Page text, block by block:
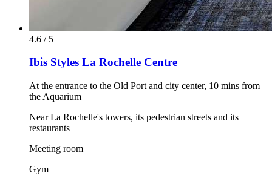
4.6 / 5
Ibis Styles La Rochelle Centre
At the entrance to the Old Port and city center, 10 mins from
the Aquarium
Near La Rochelle's towers, its pedestrian streets and its
restaurants
Meeting room
Gym